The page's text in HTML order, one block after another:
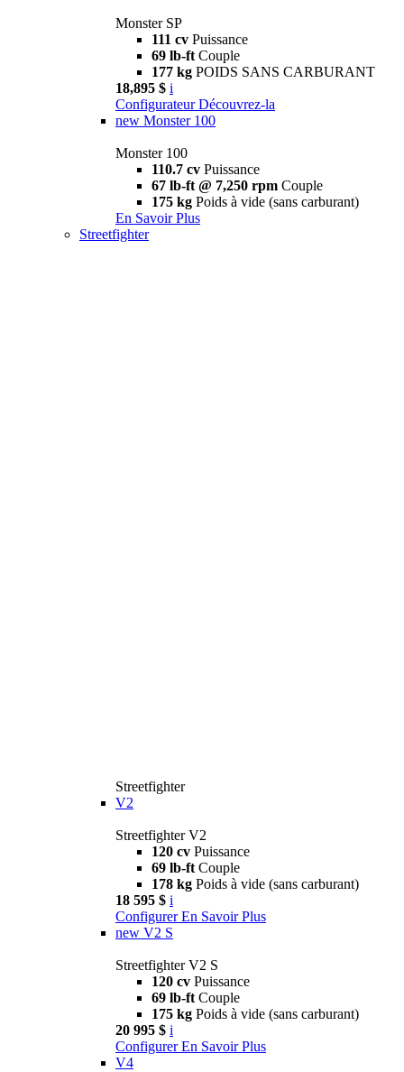
Monster SP
111 cv Puissance
69 lb-ft Couple
177 kg POIDS SANS CARBURANT
18,895 $ i
Configurateur Découvrez-la
new Monster 100
Monster 100
110.7 cv Puissance
67 lb-ft @ 7,250 rpm Couple
175 kg Poids à vide (sans carburant)
En Savoir Plus
Streetfighter
Streetfighter
V2
Streetfighter V2
120 cv Puissance
69 lb-ft Couple
178 kg Poids à vide (sans carburant)
18 595 $ i
Configurer En Savoir Plus
new V2 S
Streetfighter V2 S
120 cv Puissance
69 lb-ft Couple
175 kg Poids à vide (sans carburant)
20 995 $ i
Configurer En Savoir Plus
V4